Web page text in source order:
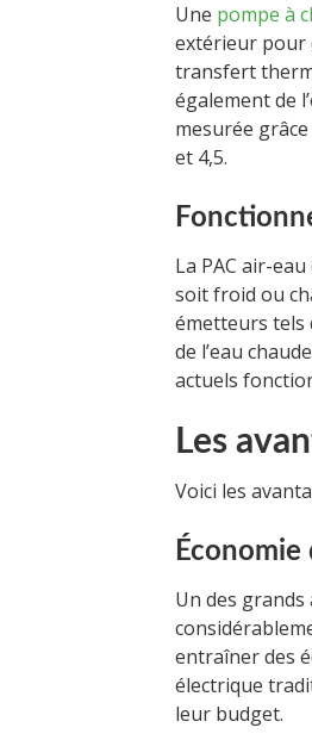
Une pompe à
extérieur pour
transfert
également de
mesurée
et 4,5.
La PAC air-
soit froid ou
émetteurs tels
de l’eau
actuels
Les
Voici les
Économie
Un des
entraîner des
électrique
leur budget.